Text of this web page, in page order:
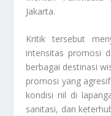
Jakarta.
Kritik tersebut
intensitas promosi
berbagai destinasi
promosi yang
kondisi riil di
sanitasi, dan